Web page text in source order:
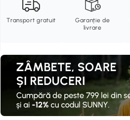
Transport gratuit
Garanție de
livrare